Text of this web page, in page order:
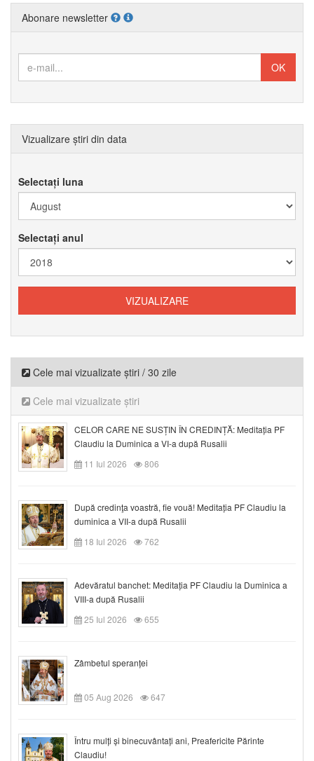
Abonare newsletter
Vizualizare știri din data
Selectați luna
Selectați anul
Cele mai vizualizate știri / 30 zile
Cele mai vizualizate știri
CELOR CARE NE SUSȚIN ÎN CREDINȚĂ: Meditația PF
Claudiu la Duminica a VI-a după Rusalii
11 Iul 2026
806
După credinţa voastră, fie vouă! Meditația PF Claudiu la
duminica a VII-a după Rusalii
18 Iul 2026
762
Adevăratul banchet: Meditația PF Claudiu la Duminica a
VIII-a după Rusalii
25 Iul 2026
655
Zâmbetul speranței
05 Aug 2026 647
Întru mulți și binecuvântați ani, Preafericite Părinte
Claudiu!